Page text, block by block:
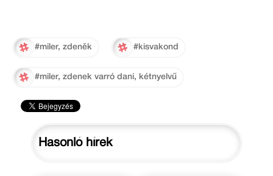
#miler, zdeněk #kisvakond
#miler, zdenek varró dani, kétnyelvű
Hasonló hírek